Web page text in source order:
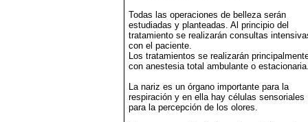
Todas las operaciones de belleza serán
estudiadas y planteadas. Al principio del
tratamiento se realizarán consultas
con el paciente.
Los tratamientos se realizarán
con anestesia total ambulante o
La nariz es un órgano importante para la
respiración y en ella hay células sensoriales
para la percepción de los olores.